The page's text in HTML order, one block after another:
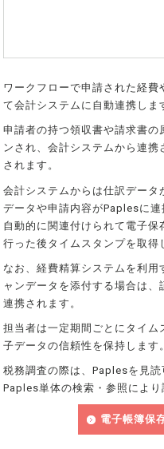
ワークフローで申請された経
て会計システムに自動連携しま
申請者の持つ領収書や請求書の
ンされ、会計システムから連
されます。
会計システムからは仕訳デー
データや申請内容がPaplesに
自動的に関連付けられて電子
行った後タイムスタンプを取得
なお、経費精算システムを利
ャンデータを添付する場合は
連携されます。
担当者は一定期間ごとにタイ
子データの信頼性を保持します。
税務調査の際は、Paplesを見
Paples単体の検索・参照により
電子帳簿保